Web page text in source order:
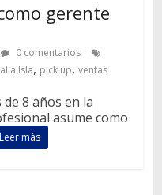
gerente
0 comentarios
Isla, pick up, ventas
8 años en la
asume como
Leer más